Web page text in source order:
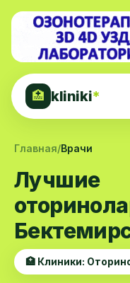
🏥 kliniki*
Главная/Врачи
Лучшие
🏥 Клиники: